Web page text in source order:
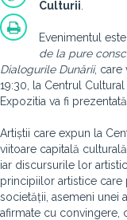
Culturii
Evenimentul
de la pure
Dialogurile Dunării, care
19:30, la Centrul Cultural
Expozitia va fi
Artiștii care expun la
viitoare capitală
iar discursurile lor
principiilor artistice care
societății, asemeni unei
afirmate cu convingere,